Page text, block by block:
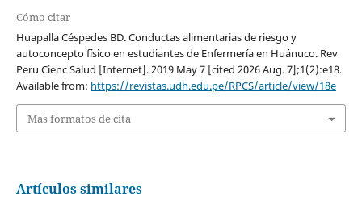
Cómo citar
Huapalla Céspedes BD. Conductas alimentarias de riesgo y
autoconcepto físico en estudiantes de Enfermería en Huánuco. Rev
Peru Cienc Salud [Internet]. 2019 May 7 [cited 2026 Aug. 7];1(2):e18.
Available from: https://revistas.udh.edu.pe/RPCS/article/view/18e
Más formatos de cita
Artículos similares